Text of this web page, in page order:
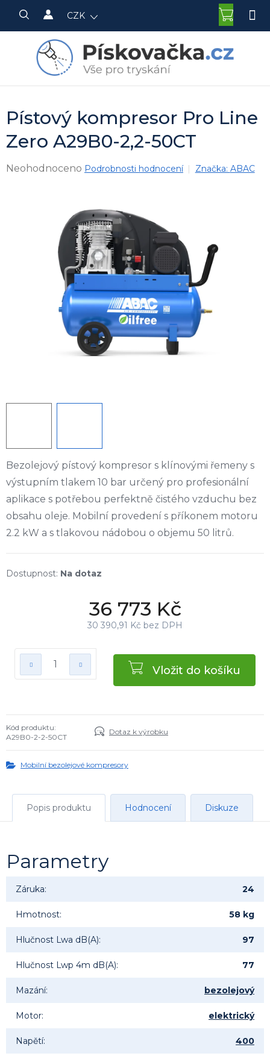
obsah
CZK
KOŠÍK
Pístový kompresor Pro Line
Zero A29B0-2,2-50CT
Průměrné
Neohodnoceno Podrobnosti hodnocení Značka: ABAC
Bezolejový pístový kompresor s klínovými řemeny s
výstupním tlakem 10 bar určený pro profesionální
aplikace s potřebou perfektně čistého vzduchu bez
obsahu oleje. Mobilní provedení s příkonem motoru
2.2 kW a s tlakovou nádobou o objemu 50 litrů.
Na dotaz
36 773 Kč
30 390,91 Kč bez DPH
Vložit do košíku
Kód produktu:
A29B0-2-2-50CT
Dotaz k výrobku
Mobilní bezolejové kompresory
Popis produktu Hodnocení Diskuze
Parametry
Záruka: 24
Hmotnost: 58 kg
Hlučnost Lwa dB(A): 97
Hlučnost Lwp 4m dB(A): 77
Mazání: bezolejový
Motor: elektrický
Napětí: 400